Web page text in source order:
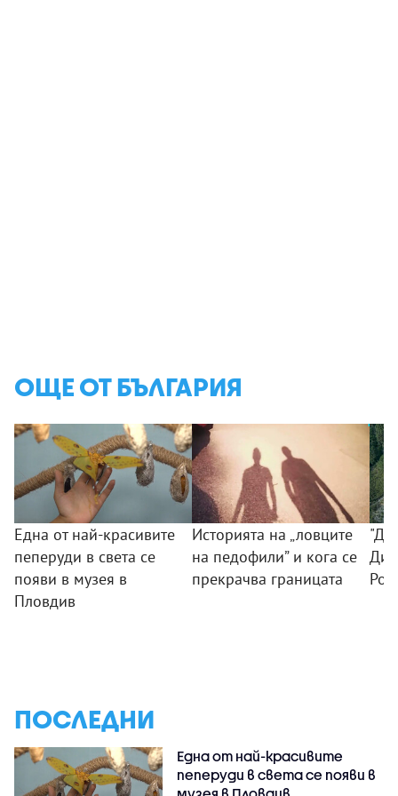
ОЩЕ ОТ БЪЛГАРИЯ
Една от най-красивите
пеперуди в света се
появи в музея в
Пловдив
Историята на „ловците
на педофили” и кога се
прекрачва границата
ПОСЛЕДНИ
Една от най-красивите
пеперуди в света се появи в